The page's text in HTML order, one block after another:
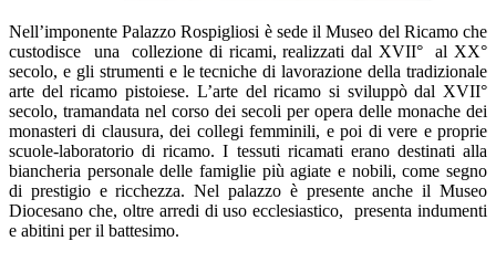
Nell’imponente Palazzo Rospigliosi è sede il Museo del Ricamo che
custodisce una collezione di ricami, realizzati dal XVII° al XX°
secolo, e gli strumenti e le tecniche di lavorazione della tradizionale
arte del ricamo pistoiese. L’arte del ricamo si sviluppò dal XVII°
secolo, tramandata nel corso dei secoli per opera delle monache dei
monasteri di clausura, dei collegi femminili, e poi di vere e proprie
scuole-laboratorio di ricamo. I tessuti ricamati erano destinati alla
biancheria personale delle famiglie più agiate e nobili, come segno
di prestigio e ricchezza. Nel palazzo è presente anche il Museo
Diocesano che, oltre arredi di uso ecclesiastico, presenta indumenti
e abitini per il battesimo.